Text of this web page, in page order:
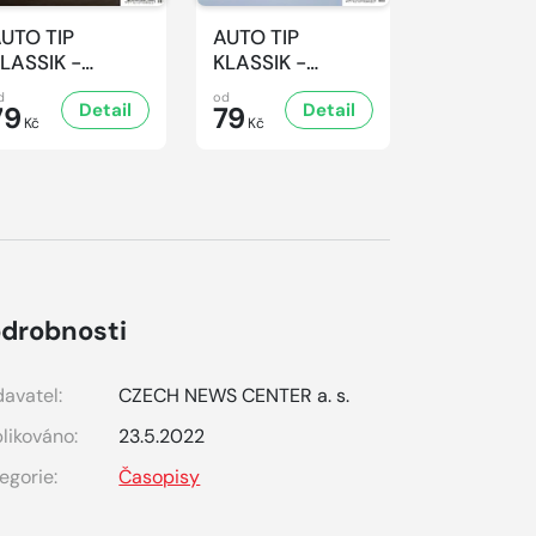
TIP
-
3/2026
Kč
Detail
AUTO TIP
KLASSIK -
2/2026
od
79 Kč
Detail
CZECH NEWS CENTER a. s.
23.5.2022
Časopisy